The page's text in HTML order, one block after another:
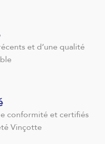
et d’une qualité
conformité et certifiés
Vinçotte